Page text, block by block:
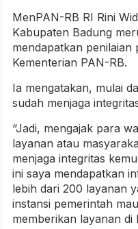
MenPAN-RB RI Rini
Kabupaten Badung
mendapatkan penilaian
Kementerian PAN-RB.
Ia mengatakan, mulai
sudah menjaga
“Jadi, mengajak para
layanan atau
menjaga integritas
ini saya mendapatkan
lebih dari 200 layanan
instansi pemerintah
memberikan layanan di